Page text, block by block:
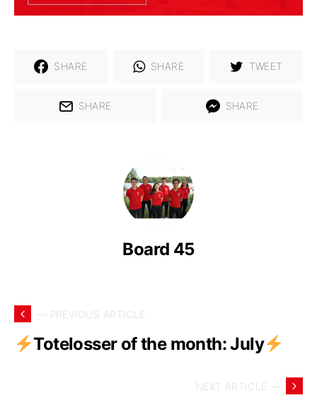
SHARE SHARE TWEET
SHARE SHARE
Board 45
— PREVIOUS ARTICLE
Totelosser of the month: July
NEXT ARTICLE —